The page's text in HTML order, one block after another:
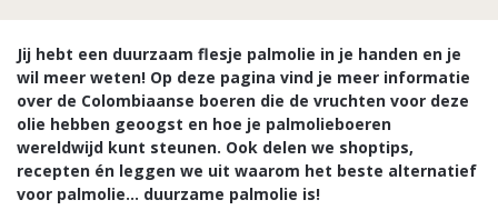
Jij hebt een duurzaam flesje palmolie in je handen en je
wil meer weten! Op deze pagina vind je meer informatie
over de Colombiaanse boeren die de vruchten voor deze
olie hebben geoogst en hoe je palmolieboeren
wereldwijd kunt steunen. Ook delen we shoptips,
recepten én leggen we uit waarom het beste alternatief
voor palmolie… duurzame palmolie is!